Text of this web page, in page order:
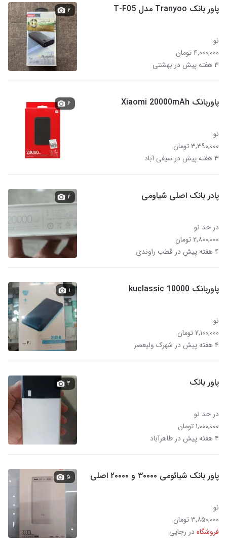
پاور بانک Tranyoo مدل T-F05
نو
۴,۰۰۰,۰۰۰ تومان
۳ هفته پیش در بهشتی
۲
پاوربانک Xiaomi 20000mAh
نو
۳,۳۹۰,۰۰۰ تومان
۳ هفته پیش در سیفی آباد
۶
پادر بانک اصلی شیاومی
در حد نو
۲,۸۰۰,۰۰۰ تومان
۴ هفته پیش در قطب راوندی
۲
پاوربانک 10000 kuclassic
نو
۲,۱۰۰,۰۰۰ تومان
۴ هفته پیش در شهرک ولیعصر
۱
پاور بانک
در حد نو
۱,۰۰۰,۰۰۰ تومان
۴ هفته پیش در طاهرآباد
۴
پاور بانک شیائومی ۳۰۰۰۰ و ۲۰۰۰۰ اصلی
نو
۳,۸۵۰,۰۰۰ تومان
فروشگاهدر رجایی
۵